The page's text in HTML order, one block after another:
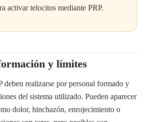
activar telocitos mediante PRP.
y límites
deben realizarse por personal formado y
del sistema utilizado. Pueden aparecer
dolor, hinchazón, enrojecimiento o